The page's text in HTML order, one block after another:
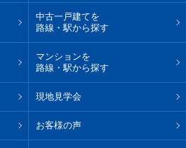
中古一戸建てを
マンションを